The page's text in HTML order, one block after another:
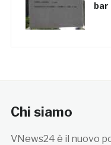
bar
Chi siamo
VNews24 è il nuovo